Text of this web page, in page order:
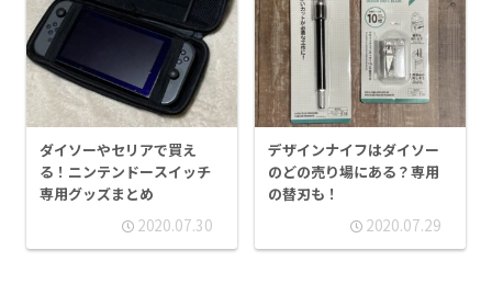
ダイソーやセリアで買え
る！ニンテンドースイッチ
専用グッズまとめ
2020.07.30
デザインナイフはダイソー
のどの売り場にある？専用
の替刃も！
2020.07.29